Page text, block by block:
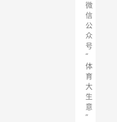
微
信
公
众
号
“
体
育
大
生
意
”